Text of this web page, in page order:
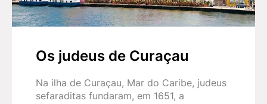
Os judeus de Curaçau
Na ilha de Curaçau, Mar do Caribe, judeus
sefaraditas fundaram, em 1651, a